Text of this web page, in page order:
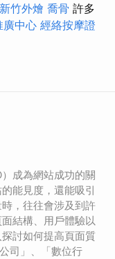
新竹外燴 喬骨 許多
廣中心 經絡按摩證
成為網站成功的關
能見度，還能吸引
，往往會涉及到許
結構、用戶體驗以
討如何提高頁面質
司」、「數位行